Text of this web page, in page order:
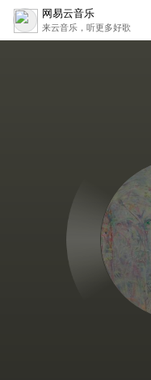
网易云音乐
来云音乐，听更多好歌